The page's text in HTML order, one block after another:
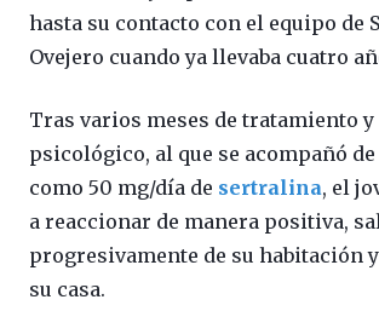
hasta su contacto con el equipo de
Ovejero cuando ya llevaba cuatro
Tras varios meses de tratamiento y
psicológico, al que se acompañó
como 50 mg/día de sertralina, el
a reaccionar de manera positiva,
progresivamente de su habitación
su casa.